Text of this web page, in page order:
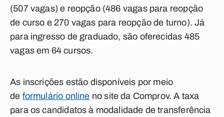
(507 vagas) e reopção (486 vagas para reopção
de curso e 270 vagas para reopção de turno). Já
para ingresso de graduado, são oferecidas 485
vagas em 64 cursos.
As inscrições estão disponíveis por meio
de formulário online no site da Comprov. A taxa
para os candidatos à modalidade de transferência